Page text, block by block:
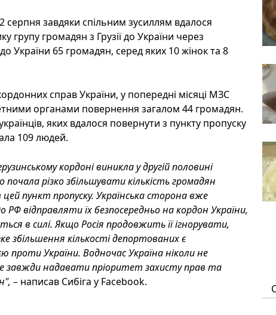
завдяки спільним зусиллям вдалося
групу громадян з Грузії до України через
України 65 громадян, серед яких 10 жінок та 8
справ України, у попередні місяці МЗС
органами повернення загалом 44 громадян.
яких вдалося повернути з пункту пропуску
109 людей.
кордоні виникла у другій половині
почала різко збільшувати кількість громадян
пункт пропуску. Українська сторона вже
РФ відправляти їх безпосередньо на кордон України,
в силі. Якщо Росія продовжить її ігнорувати,
збільшення кількості депортованих є
проти України. Водночас Україна ніколи не
завжди надавати пріоритет захисту прав та
– написав Сибіга у Facebook.